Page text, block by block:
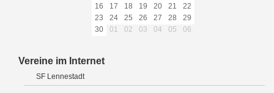
16
17 18 19 20 21
22
23
24 25 26 27 28
29
30
01 02 03 04 05 06
Vereine im Internet
SF Lennestadt